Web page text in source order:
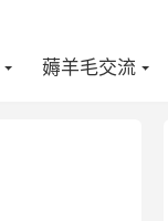
薅羊毛交流